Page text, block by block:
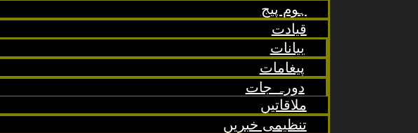
ہوم پیج
قیادت
بیانات
پیغامات
دورہ جات
ملاقاتیں
تنظیمی خبریں